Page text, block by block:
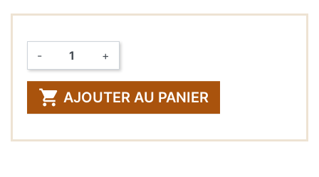
Quantité
- +
 AJOUTER AU PANIER